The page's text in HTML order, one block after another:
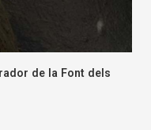
de la Font dels